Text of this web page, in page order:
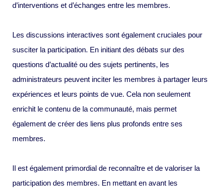
d’interventions et d’échanges entre les membres.
Les discussions interactives sont également cruciales pour
susciter la participation. En initiant des débats sur des
questions d’actualité ou des sujets pertinents, les
administrateurs peuvent inciter les membres à partager leurs
expériences et leurs points de vue. Cela non seulement
enrichit le contenu de la communauté, mais permet
également de créer des liens plus profonds entre ses
membres.
Il est également primordial de reconnaître et de valoriser la
participation des membres. En mettant en avant les